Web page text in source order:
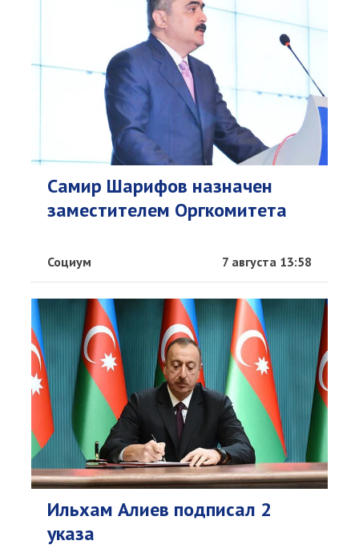
Самир Шарифов назначен
заместителем Оргкомитета
Социум 7 августа 13:58
Ильхам Алиев подписал 2
указа